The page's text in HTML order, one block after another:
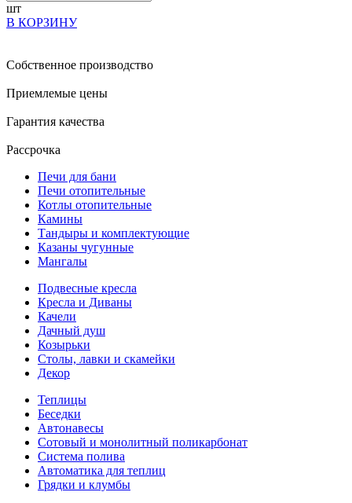
шт
В КОРЗИНУ
Собственное производство
Приемлемые цены
Гарантия качества
Рассрочка
Печи для бани
Печи отопительные
Котлы отопительные
Камины
Тандыры и комплектующие
Казаны чугунные
Мангалы
Подвесные кресла
Кресла и Диваны
Качели
Дачный душ
Козырьки
Столы, лавки и скамейки
Декор
Теплицы
Беседки
Автонавесы
Сотовый и монолитный поликарбонат
Система полива
Автоматика для теплиц
Грядки и клумбы